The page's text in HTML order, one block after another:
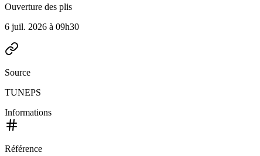
Ouverture des plis
6 juil. 2026 à 09h30
Source
TUNEPS
Informations
Référence